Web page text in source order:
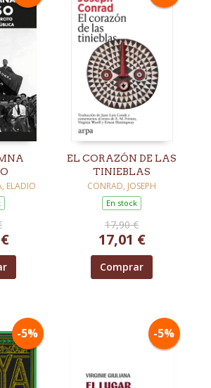
ELADIO
EL CORAZÓN DE LAS
TINIEBLAS
CONRAD, JOSEPH
En stock
17,90 €
17,01 €
Comprar
-5% -5%